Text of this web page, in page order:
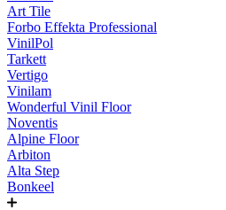
Art Tile
Forbo Effekta Professional
VinilPol
Tarkett
Vertigo
Vinilam
Wonderful Vinil Floor
Noventis
Alpine Floor
Arbiton
Alta Step
Bonkeel